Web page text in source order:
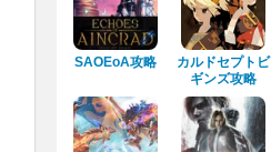
SAOEoA攻略
カルドセプトビ
ギンズ攻略